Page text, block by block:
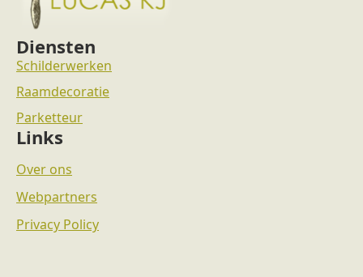
Diensten
Schilderwerken
Raamdecoratie
Parketteur
Links
Over ons
Webpartners
Privacy Policy